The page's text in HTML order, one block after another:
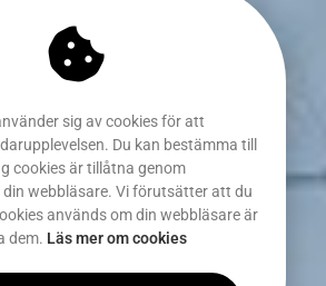
sig av cookies för att
Du kan bestämma till
cookies är tillåtna genom
webbläsare. Vi förutsätter att du
används om din webbläsare är
dem. Läs mer om cookies